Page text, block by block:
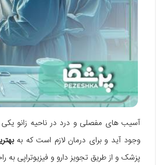
آسیب های مفصلی و درد در ناحیه زانو یکی
وجود آید و برای درمان لازم است که به
پزشک و از طریق تجویز دارو و فیزیوتراپی